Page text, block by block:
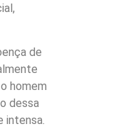
de
homem
dessa
intensa.